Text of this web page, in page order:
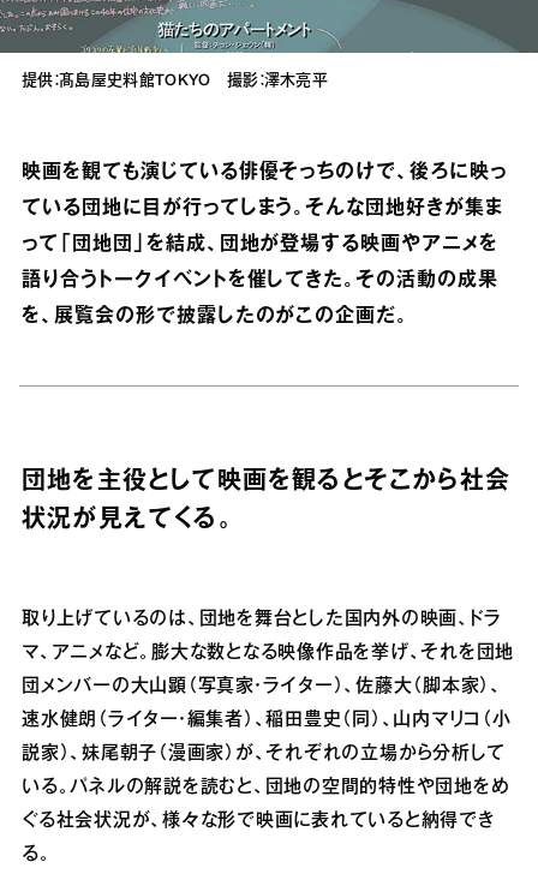
提供：髙島屋史料館TOKYO 撮影：澤木亮平
映画を観ても演じている俳優そっちのけで、後ろに映っ
ている団地に目が行ってしまう。そんな団地好きが集ま
って「団地団」を結成、団地が登場する映画やアニメを
語り合うトークイベントを催してきた。その活動の成果
を、展覧会の形で披露したのがこの企画だ。
団地を主役として映画を観るとそこから社会
状況が見えてくる。
取り上げているのは、団地を舞台とした国内外の映画、ドラ
マ、アニメなど。膨大な数となる映像作品を挙げ、それを団地
団メンバーの大山顕（写真家・ライター）、佐藤大（脚本家）、
速水健朗（ライター・編集者）、稲田豊史（同）、山内マリコ（小
説家）、妹尾朝子（漫画家）が、それぞれの立場から分析して
いる。パネルの解説を読むと、団地の空間的特性や団地をめ
ぐる社会状況が、様々な形で映画に表れていると納得でき
る。